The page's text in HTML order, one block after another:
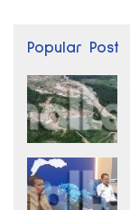
Popular Post